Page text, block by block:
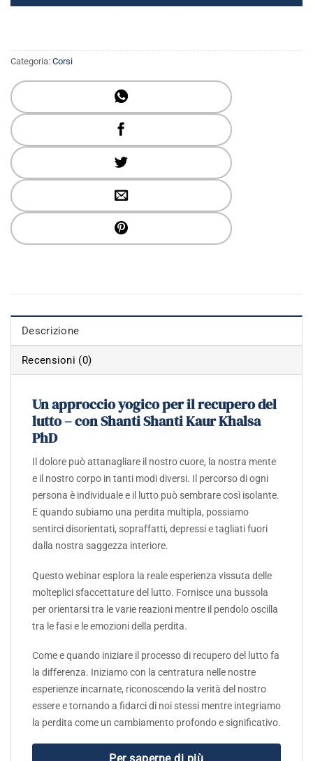
Categoria: Corsi
Descrizione
Recensioni (0)
Un approccio yogico per il recupero del
lutto – con Shanti Shanti Kaur Khalsa
PhD
Il dolore può attanagliare il nostro cuore, la nostra mente
e il nostro corpo in tanti modi diversi. Il percorso di ogni
persona è individuale e il lutto può sembrare così isolante.
E quando subiamo una perdita multipla, possiamo
sentirci disorientati, sopraffatti, depressi e tagliati fuori
dalla nostra saggezza interiore.
Questo webinar esplora la reale esperienza vissuta delle
molteplici sfaccettature del lutto. Fornisce una bussola
per orientarsi tra le varie reazioni mentre il pendolo oscilla
tra le fasi e le emozioni della perdita.
Come e quando iniziare il processo di recupero del lutto fa
la differenza. Iniziamo con la centratura nelle nostre
esperienze incarnate, riconoscendo la verità del nostro
essere e tornando a fidarci di noi stessi mentre integriamo
la perdita come un cambiamento profondo e significativo.